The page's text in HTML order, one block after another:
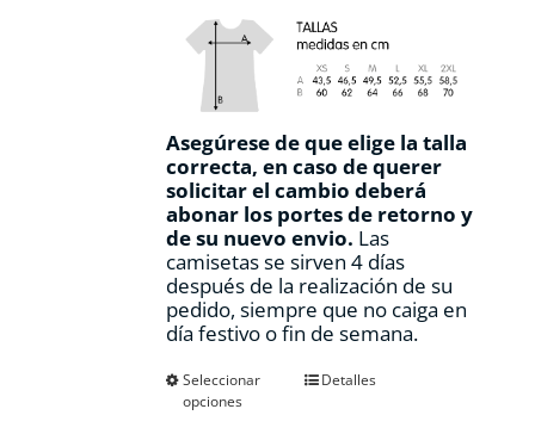
Asegúrese de que elige la talla
correcta, en caso de querer
solicitar el cambio deberá
abonar los portes de retorno y
de su nuevo envio. Las
camisetas se sirven 4 días
después de la realización de su
pedido, siempre que no caiga en
día festivo o fin de semana.
Seleccionar
opciones
EsteDetalles